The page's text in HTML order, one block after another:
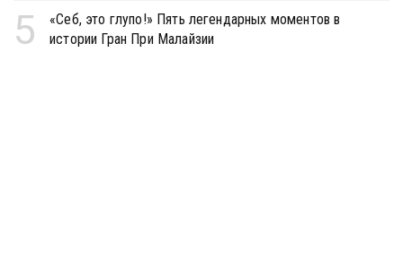
5
«Себ, это глупо!» Пять легендарных моментов в
истории Гран При Малайзии